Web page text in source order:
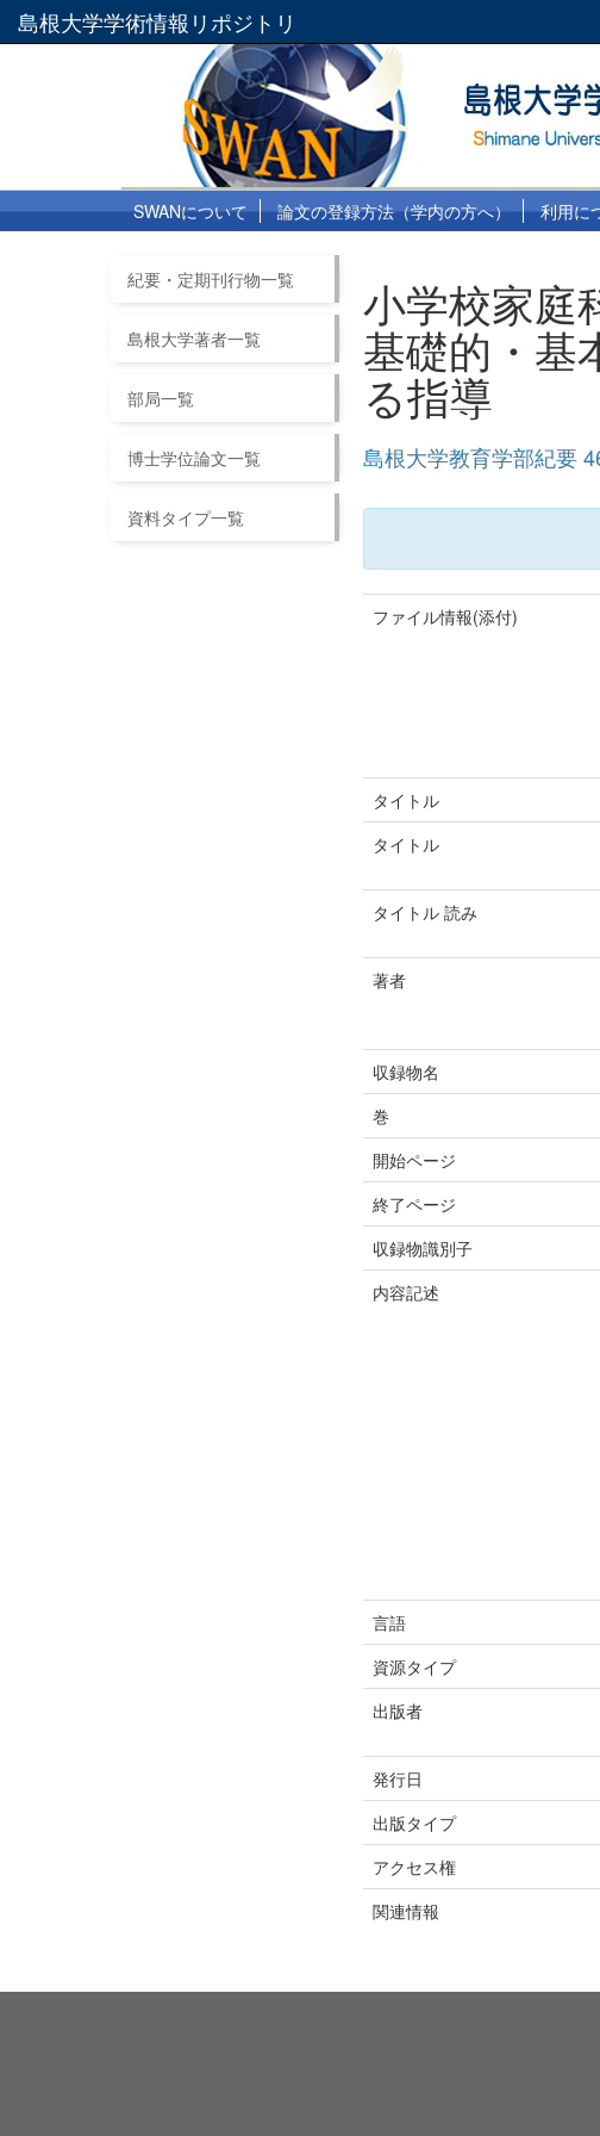
島根大学学術情報リポジトリ
SWANについて 論文の登録方法（学内の方へ） 利用に
紀要・定期刊行物一覧
島根大学著者一覧
部局一覧
博士学位論文一覧
資料タイプ一覧
小学校家庭
基礎的・基
る指導
島根大学教育学部紀要
ファイル情報(添付)
タイトル
タイトル
タイトル 読み
著者
収録物名
巻
開始ページ
終了ページ
収録物識別子
内容記述
言語
資源タイプ
出版者
発行日
出版タイプ
アクセス権
関連情報